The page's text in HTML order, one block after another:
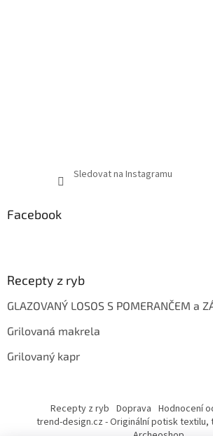
Sledovat na Instagramu
Facebook
Recepty z ryb
GLAZOVANÝ LOSOS S POMERANČEM a
Grilovaná makrela
Grilovaný kapr
Recepty z ryb Doprava Hodnocení
trend-design.cz - Originální potisk textilu,